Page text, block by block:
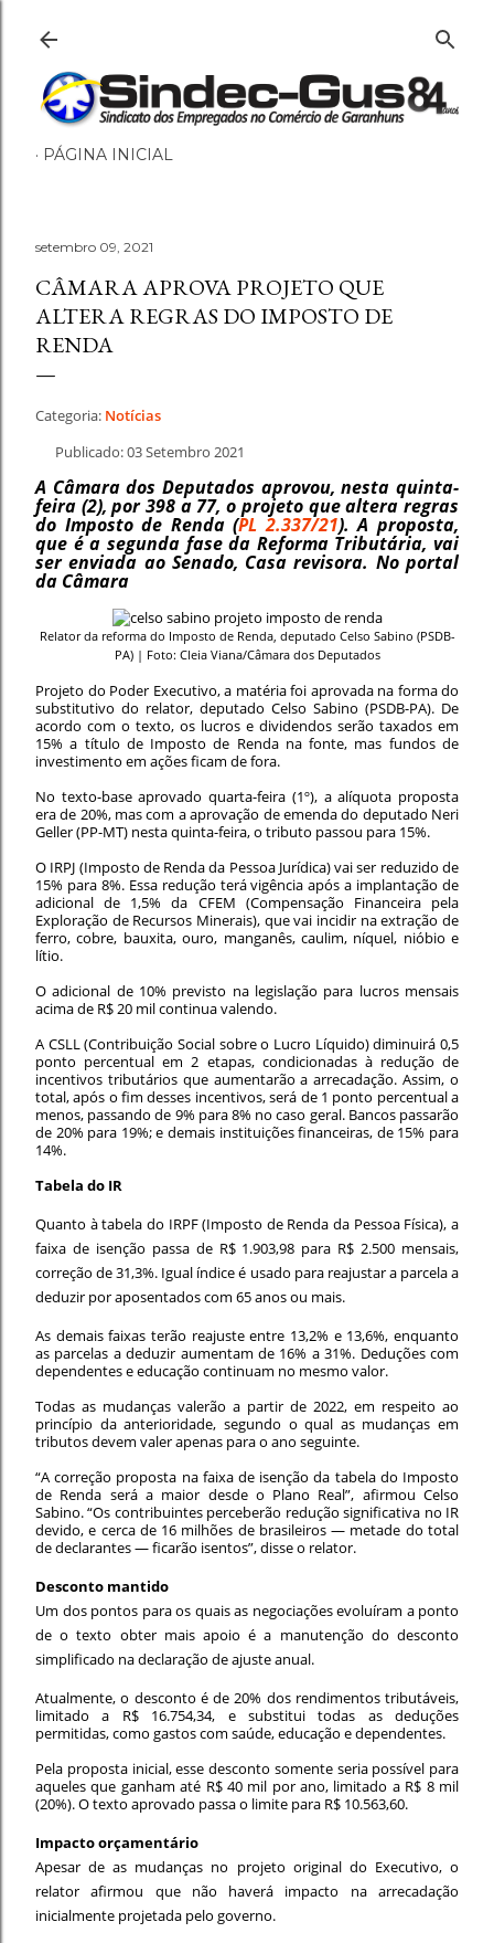
PÁGINA INICIAL
setembro 09, 2021
CÂMARA APROVA PROJETO QUE
ALTERA REGRAS DO IMPOSTO DE
RENDA
Categoria: Notícias
Publicado: 03 Setembro 2021
A Câmara dos Deputados aprovou, nesta quinta-
feira (2), por 398 a 77, o projeto que altera regras
do Imposto de Renda (PL 2.337/21). A proposta,
que é a segunda fase da Reforma Tributária, vai
ser enviada ao Senado, Casa revisora. No portal
da Câmara
Relator da reforma do Imposto de Renda, deputado Celso Sabino (PSDB-
PA) | Foto: Cleia Viana/Câmara dos Deputados
Projeto do Poder Executivo, a matéria foi aprovada na forma do
substitutivo do relator, deputado Celso Sabino (PSDB-PA). De
acordo com o texto, os lucros e dividendos serão taxados em
15% a título de Imposto de Renda na fonte, mas fundos de
investimento em ações ficam de fora.
No texto-base aprovado quarta-feira (1º), a alíquota proposta
era de 20%, mas com a aprovação de emenda do deputado Neri
Geller (PP-MT) nesta quinta-feira, o tributo passou para 15%.
O IRPJ (Imposto de Renda da Pessoa Jurídica) vai ser reduzido de
15% para 8%. Essa redução terá vigência após a implantação de
adicional de 1,5% da CFEM (Compensação Financeira pela
Exploração de Recursos Minerais), que vai incidir na extração de
ferro, cobre, bauxita, ouro, manganês, caulim, níquel, nióbio e
lítio.
O adicional de 10% previsto na legislação para lucros mensais
acima de R$ 20 mil continua valendo.
A CSLL (Contribuição Social sobre o Lucro Líquido) diminuirá 0,5
ponto percentual em 2 etapas, condicionadas à redução de
incentivos tributários que aumentarão a arrecadação. Assim, o
total, após o fim desses incentivos, será de 1 ponto percentual a
menos, passando de 9% para 8% no caso geral. Bancos passarão
de 20% para 19%; e demais instituições financeiras, de 15% para
14%.
Tabela do IR
Quanto à tabela do IRPF (Imposto de Renda da Pessoa Física), a
faixa de isenção passa de R$ 1.903,98 para R$ 2.500 mensais,
correção de 31,3%. Igual índice é usado para reajustar a parcela a
deduzir por aposentados com 65 anos ou mais.
As demais faixas terão reajuste entre 13,2% e 13,6%, enquanto
as parcelas a deduzir aumentam de 16% a 31%. Deduções com
dependentes e educação continuam no mesmo valor.
Todas as mudanças valerão a partir de 2022, em respeito ao
princípio da anterioridade, segundo o qual as mudanças em
tributos devem valer apenas para o ano seguinte.
“A correção proposta na faixa de isenção da tabela do Imposto
de Renda será a maior desde o Plano Real”, afirmou Celso
Sabino. “Os contribuintes perceberão redução significativa no IR
devido, e cerca de 16 milhões de brasileiros — metade do total
de declarantes — ficarão isentos”, disse o relator.
Desconto mantido
Um dos pontos para os quais as negociações evoluíram a ponto
de o texto obter mais apoio é a manutenção do desconto
simplificado na declaração de ajuste anual.
Atualmente, o desconto é de 20% dos rendimentos tributáveis,
limitado a R$ 16.754,34, e substitui todas as deduções
permitidas, como gastos com saúde, educação e dependentes.
Pela proposta inicial, esse desconto somente seria possível para
aqueles que ganham até R$ 40 mil por ano, limitado a R$ 8 mil
(20%). O texto aprovado passa o limite para R$ 10.563,60.
Impacto orçamentário
Apesar de as mudanças no projeto original do Executivo, o
relator afirmou que não haverá impacto na arrecadação
inicialmente projetada pelo governo.